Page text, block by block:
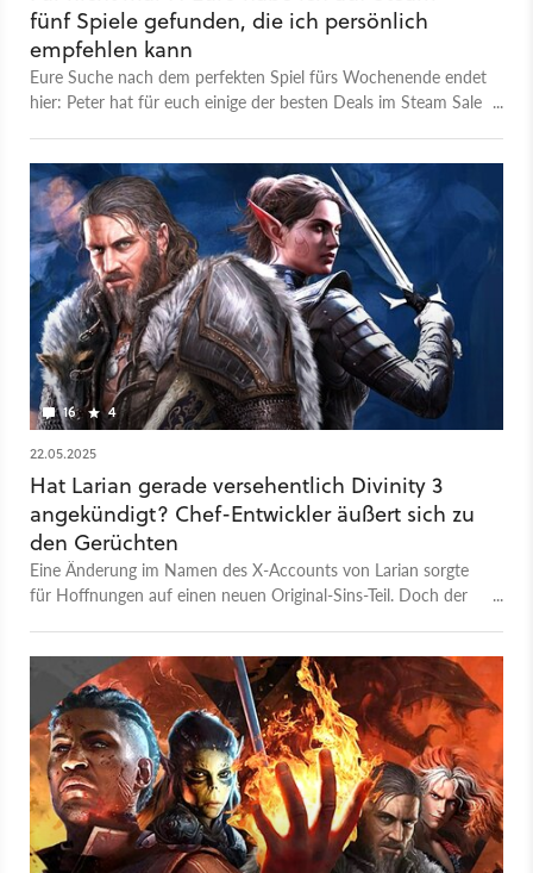
fünf Spiele gefunden, die ich persönlich
empfehlen kann
Eure Suche nach dem perfekten Spiel fürs Wochenende endet
hier: Peter hat für euch einige der besten Deals im Steam Sale
16 4
22.05.2025
Hat Larian gerade versehentlich Divinity 3
angekündigt? Chef-Entwickler äußert sich zu
den Gerüchten
Eine Änderung im Namen des X-Accounts von Larian sorgte
für Hoffnungen auf einen neuen Original-Sins-Teil. Doch der